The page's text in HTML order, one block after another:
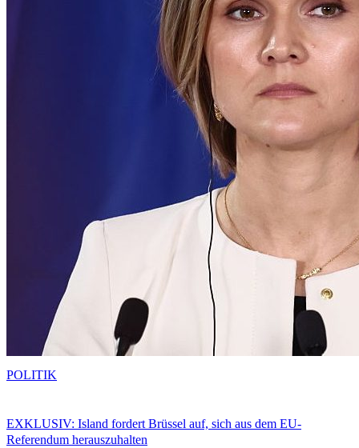
EXKLUSIV: Island fordert Brüssel auf, sich aus dem EU-
Referendum herauszuhalten
POLITIK